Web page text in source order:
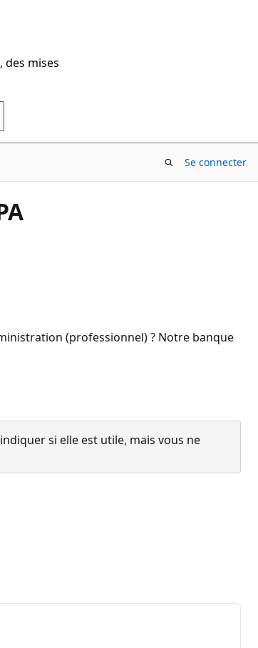
mises
Se connecter
(professionnel) ? Notre banque
si elle est utile, mais vous ne